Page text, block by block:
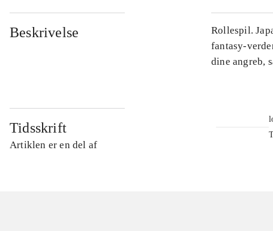
Beskrivelse
Rollespil.
fantasy-
dine angreb,
Tidsskrift
Artiklen er en del af